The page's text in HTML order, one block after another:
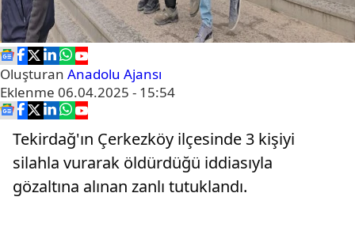
Oluşturan Anadolu Ajansı
Eklenme 06.04.2025 - 15:54
Tekirdağ'ın Çerkezköy ilçesinde 3 kişiyi
silahla vurarak öldürdüğü iddiasıyla
gözaltına alınan zanlı tutuklandı.